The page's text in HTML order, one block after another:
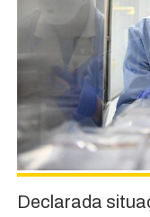
Declarada